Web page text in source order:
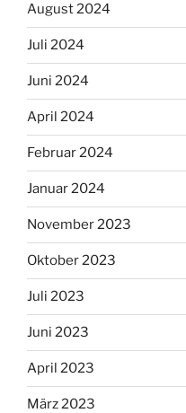
August 2024
Juli 2024
Juni 2024
April 2024
Februar 2024
Januar 2024
November 2023
Oktober 2023
Juli 2023
Juni 2023
April 2023
März 2023